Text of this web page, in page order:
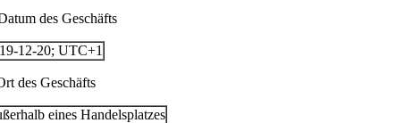
des Geschäfts
12-20; UTC+1
des Geschäfts
eines Handelsplatzes